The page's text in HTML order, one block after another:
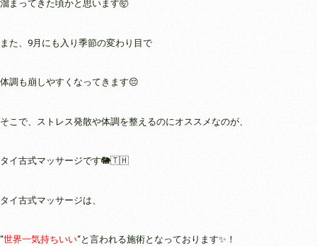
溜まってきた頃かと思います🤯
また、9月にも入り季節の変わり目で
体調も崩しやすくなってきます😔
そこで、ストレス発散や体調を整えるのにオススメなのが、
タイ古式マッサージです🐘🇹🇭
タイ古式マッサージは、
“世界一気持ちいい“と言われる施術となっております✨！